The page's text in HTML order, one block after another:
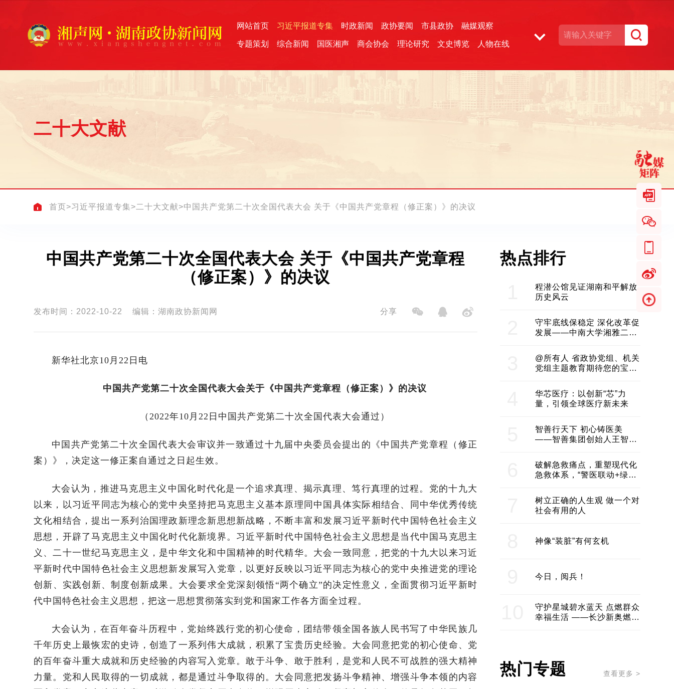
网站首页 习近平报道专集 时政新闻 政协要闻 市县政协 融媒观察
专题策划 综合新闻 国医湘声 商会协会 理论研究 文史博览 人物在线
二十大文献
首页>习近平报道专集>二十大文献>中国共产党第二十次全国代表大会 关于《中国共产党章程（修正案）》的决议
中国共产党第二十次全国代表大会 关于《中国共产党章程
（修正案）》的决议
发布时间：2022-10-22 编辑：湖南政协新闻网 分享
新华社北京10月22日电
中国共产党第二十次全国代表大会关于《中国共产党章程（修正案）》的决议
（2022年10月22日中国共产党第二十次全国代表大会通过）
中国共产党第二十次全国代表大会审议并一致通过十九届中央委员会提出的《中国共产党章程（修正
案）》，决定这一修正案自通过之日起生效。
大会认为，推进马克思主义中国化时代化是一个追求真理、揭示真理、笃行真理的过程。党的十九大
以来，以习近平同志为核心的党中央坚持把马克思主义基本原理同中国具体实际相结合、同中华优秀传统
文化相结合，提出一系列治国理政新理念新思想新战略，不断丰富和发展习近平新时代中国特色社会主义
思想，开辟了马克思主义中国化时代化新境界。习近平新时代中国特色社会主义思想是当代中国马克思主
义、二十一世纪马克思主义，是中华文化和中国精神的时代精华。大会一致同意，把党的十九大以来习近
平新时代中国特色社会主义思想新发展写入党章，以更好反映以习近平同志为核心的党中央推进党的理论
创新、实践创新、制度创新成果。大会要求全党深刻领悟“两个确立”的决定性意义，全面贯彻习近平新时
代中国特色社会主义思想，把这一思想贯彻落实到党和国家工作各方面全过程。
大会认为，在百年奋斗历程中，党始终践行党的初心使命，团结带领全国各族人民书写了中华民族几
千年历史上最恢宏的史诗，创造了一系列伟大成就，积累了宝贵历史经验。大会同意把党的初心使命、党
的百年奋斗重大成就和历史经验的内容写入党章。敢于斗争、敢于胜利，是党和人民不可战胜的强大精神
力量。党和人民取得的一切成就，都是通过斗争取得的。大会同意把发扬斗争精神、增强斗争本领的内容
热点排行
程潜公馆见证湖南和平解放
历史风云
守牢底线保稳定 深化改革促
发展——中南大学湘雅二医
@所有人 省政协党组、机关
党组主题教育期待您的宝贵
华芯医疗：以创新“芯”力
量，引领全球医疗新未来
智善行天下 初心铸医美
——智善集团创始人王智带
建医美产业良性生态圈
破解急救痛点，重塑现代化
急救体系，“警医联动+绿波
树立正确的人生观 做一个对
社会有用的人
神像“装脏”有何玄机
今日，阅兵！
守护星城碧水蓝天 点燃群众
幸福生活 ——长沙新奥燃气
热门专题 查看更多 >